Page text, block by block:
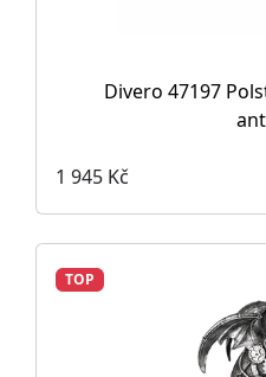
Divero 47197
1 945 Kč
TOP